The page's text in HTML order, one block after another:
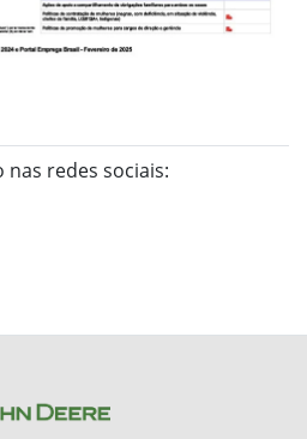
redes sociais: